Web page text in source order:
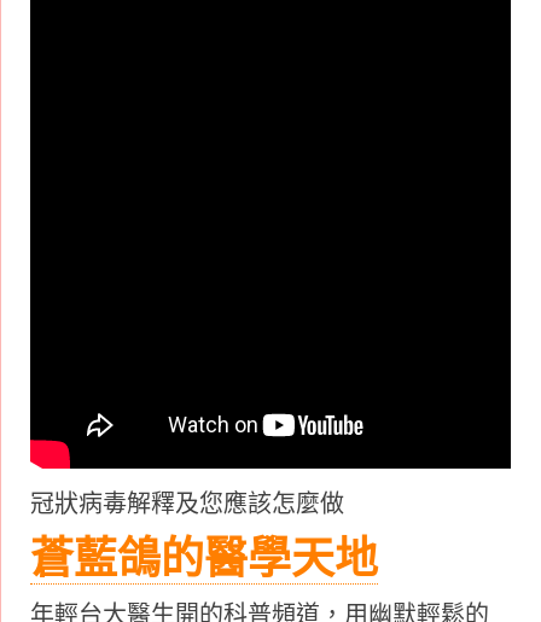
冠狀病毒解釋及您應該怎麼做
蒼藍鴿的醫學天地
年輕台大醫生開的科普頻道，用幽默輕鬆的